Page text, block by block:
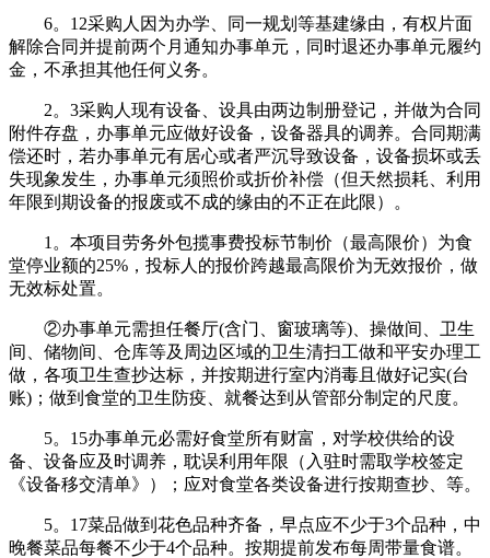
6。12采购人因为办学、同一规划等基建缘由，有权片面
解除合同并提前两个月通知办事单元，同时退还办事单元履约
金，不承担其他任何义务。
2。3采购人现有设备、设具由两边制册登记，并做为合同
附件存盘，办事单元应做好设备，设备器具的调养。合同期满
偿还时，若办事单元有居心或者严沉导致设备，设备损坏或丢
失现象发生，办事单元须照价或折价补偿（但天然损耗、利用
年限到期设备的报废或不成的缘由的不正在此限）。
1。本项目劳务外包揽事费投标节制价（最高限价）为食
堂停业额的25%，投标人的报价跨越最高限价为无效报价，做
无效标处置。
②办事单元需担任餐厅(含门、窗玻璃等)、操做间、卫生
间、储物间、仓库等及周边区域的卫生清扫工做和平安办理工
做，各项卫生查抄达标，并按期进行室内消毒且做好记实(台
账)；做到食堂的卫生防疫、就餐达到从管部分制定的尺度。
5。15办事单元必需好食堂所有财富，对学校供给的设
备、设备应及时调养，耽误利用年限（入驻时需取学校签定
《设备移交清单》）；应对食堂各类设备进行按期查抄、等。
5。17菜品做到花色品种齐备，早点应不少于3个品种，中
晚餐菜品每餐不少于4个品种。按期提前发布每周带量食谱。